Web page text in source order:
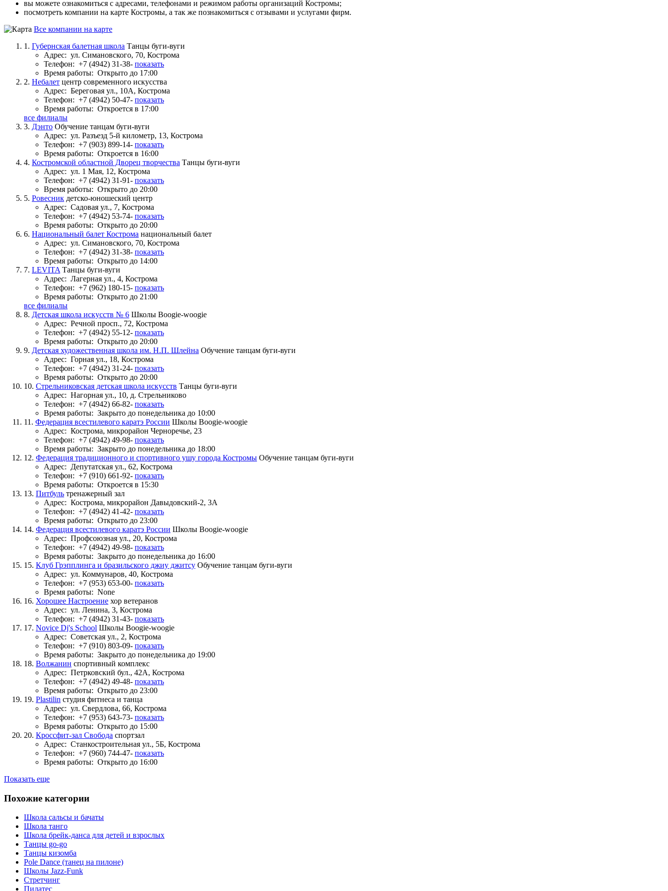
вы можете ознакомиться с адресами, телефонами и режимом работы организаций Костромы;
посмотреть компании на карте Костромы, а так же познакомиться с отзывами и услугами фирм.
Все компании на карте
1. Губернская балетная школа Танцы буги-вуги
Адрес: ул. Симановского, 70, Кострома
Телефон: +7 (4942) 31-38- показать
Время работы: Открыто до 17:00
2. Небалет центр современного искусства
Адрес: Береговая ул., 10А, Кострома
Телефон: +7 (4942) 50-47- показать
Время работы: Откроется в 17:00
все филиалы
3. Дэнто Обучение танцам буги-вуги
Адрес: ул. Разъезд 5-й километр, 13, Кострома
Телефон: +7 (903) 899-14- показать
Время работы: Откроется в 16:00
4. Костромской областной Дворец творчества Танцы буги-вуги
Адрес: ул. 1 Мая, 12, Кострома
Телефон: +7 (4942) 31-91- показать
Время работы: Открыто до 20:00
5. Ровесник детско-юношеский центр
Адрес: Садовая ул., 7, Кострома
Телефон: +7 (4942) 53-74- показать
Время работы: Открыто до 20:00
6. Национальный балет Кострома национальный балет
Адрес: ул. Симановского, 70, Кострома
Телефон: +7 (4942) 31-38- показать
Время работы: Открыто до 14:00
7. LEVITA Танцы буги-вуги
Адрес: Лагерная ул., 4, Кострома
Телефон: +7 (962) 180-15- показать
Время работы: Открыто до 21:00
все филиалы
8. Детская школа искусств № 6 Школы Boogie-woogie
Адрес: Речной просп., 72, Кострома
Телефон: +7 (4942) 55-12- показать
Время работы: Открыто до 20:00
9. Детская художественная школа им. Н.П. Шлейна Обучение танцам буги-вуги
Адрес: Горная ул., 18, Кострома
Телефон: +7 (4942) 31-24- показать
Время работы: Открыто до 20:00
10. Стрельниковская детская школа искусств Танцы буги-вуги
Адрес: Нагорная ул., 10, д. Стрельниково
Телефон: +7 (4942) 66-82- показать
Время работы: Закрыто до понедельника до 10:00
11. Федерация всестилевого каратэ России Школы Boogie-woogie
Адрес: Кострома, микрорайон Черноречье, 23
Телефон: +7 (4942) 49-98- показать
Время работы: Закрыто до понедельника до 18:00
12. Федерация традиционного и спортивного ушу города Костромы Обучение танцам буги-вуги
Адрес: Депутатская ул., 62, Кострома
Телефон: +7 (910) 661-92- показать
Время работы: Откроется в 15:30
13. Питбуль тренажерный зал
Адрес: Кострома, микрорайон Давыдовский-2, 3А
Телефон: +7 (4942) 41-42- показать
Время работы: Открыто до 23:00
14. Федерация всестилевого каратэ России Школы Boogie-woogie
Адрес: Профсоюзная ул., 20, Кострома
Телефон: +7 (4942) 49-98- показать
Время работы: Закрыто до понедельника до 16:00
15. Клуб Грэпплинга и бразильского джиу джитсу Обучение танцам буги-вуги
Адрес: ул. Коммунаров, 40, Кострома
Телефон: +7 (953) 653-00- показать
Время работы: None
16. Хорошее Настроение хор ветеранов
Адрес: ул. Ленина, 3, Кострома
Телефон: +7 (4942) 31-43- показать
17. Novice Dj's School Школы Boogie-woogie
Адрес: Советская ул., 2, Кострома
Телефон: +7 (910) 803-09- показать
Время работы: Закрыто до понедельника до 19:00
18. Волжанин спортивный комплекс
Адрес: Петрковский бул., 42А, Кострома
Телефон: +7 (4942) 49-48- показать
Время работы: Открыто до 23:00
19. Plastilin студия фитнеса и танца
Адрес: ул. Свердлова, 66, Кострома
Телефон: +7 (953) 643-73- показать
Время работы: Открыто до 15:00
20. Кроссфит-зал Свобода спортзал
Адрес: Станкостроительная ул., 5Б, Кострома
Телефон: +7 (960) 744-47- показать
Время работы: Открыто до 16:00
Показать еще
Похожие категории
Школа сальсы и бачаты
Школа танго
Школа брейк-данса для детей и взрослых
Танцы go-go
Танцы кизомба
Pole Dance (танец на пилоне)
Школы Jazz-Funk
Стретчинг
Пилатес